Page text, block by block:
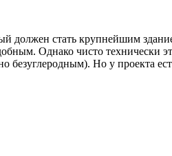
должен стать крупнейшим
Однако чисто технически
Но у проекта